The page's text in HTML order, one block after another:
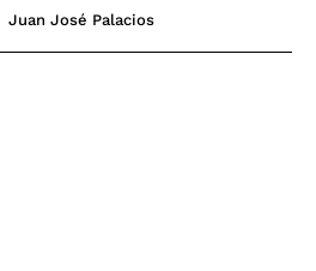
Juan José Palacios